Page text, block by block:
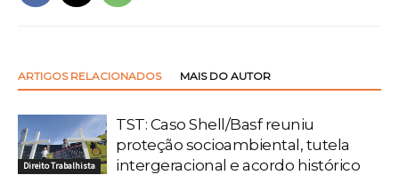
ARTIGOS RELACIONADOS MAIS DO AUTOR
Direito Trabalhista
TST: Caso Shell/Basf reuniu
proteção socioambiental, tutela
intergeracional e acordo histórico